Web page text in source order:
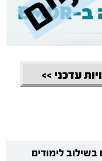
עדכני >>
לימודים